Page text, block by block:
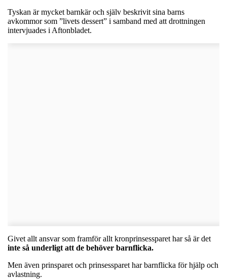
Tyskan är mycket barnkär och själv beskrivit sina barns
avkommor som ”livets dessert” i samband med att drottningen
intervjuades i Aftonbladet.
Givet allt ansvar som framför allt kronprinsessparet har så är det
inte så underligt att de behöver barnflicka.
Men även prinsparet och prinsessparet har barnflicka för hjälp och
avlastning.